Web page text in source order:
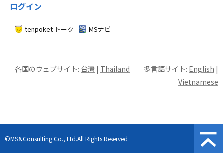
ログイン
tenpoket トーク MSナビ
各国のウェブサイト: 台灣 | Thailand 多言語サイト: English |
Vietnamese
©MS&Consulting Co., Ltd.All Rights Reserved